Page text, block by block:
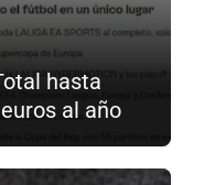
hasta
al año